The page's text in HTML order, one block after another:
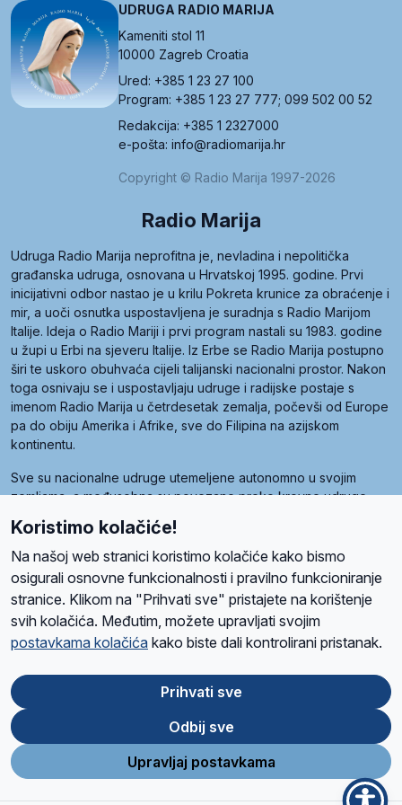
UDRUGA RADIO MARIJA
Kameniti stol 11
10000 Zagreb Croatia
Ured: +385 1 23 27 100
Program: +385 1 23 27 777; 099 502 00 52
Redakcija: +385 1 2327000
e-pošta: info@radiomarija.hr
Copyright © Radio Marija 1997-2026
Radio Marija
Udruga Radio Marija neprofitna je, nevladina i nepolitička
građanska udruga, osnovana u Hrvatskoj 1995. godine. Prvi
inicijativni odbor nastao je u krilu Pokreta krunice za obraćenje i
mir, a uoči osnutka uspostavljena je suradnja s Radio Marijom
Italije. Ideja o Radio Mariji i prvi program nastali su 1983. godine
u župi u Erbi na sjeveru Italije. Iz Erbe se Radio Marija postupno
širi te uskoro obuhvaća cijeli talijanski nacionalni prostor. Nakon
toga osnivaju se i uspostavljaju udruge i radijske postaje s
imenom Radio Marija u četrdesetak zemalja, počevši od Europe
pa do obiju Amerika i Afrike, sve do Filipina na azijskom
kontinentu.
Sve su nacionalne udruge utemeljene autonomno u svojim
zemljama, a međusobna su povezane preko krovne udruge
Radio Maria). Svjetsku obitelj utemeljilo je sedam članica, među
kojima je i hrvatska Udruga Radio Marija.
O namaRadio ProgramVolonteriPrijateljiKontaktPravila privatnosti
Ova stranica je zaštićena Google reCAPTCHA sustavom
Store
Google
Play
Koristimo kolačiće!
Na našoj web stranici koristimo kolačiće kako bismo
osigurali osnovne funkcionalnosti i pravilno funkcioniranje
stranice. Klikom na "Prihvati sve" pristajete na korištenje
svih kolačića. Međutim, možete upravljati svojim
postavkama kolačića kako biste dali kontrolirani pristanak.
Prihvati sve
Odbij sve
Upravljaj postavkama